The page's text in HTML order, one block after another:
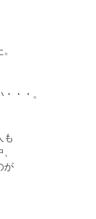
・・。
も
が